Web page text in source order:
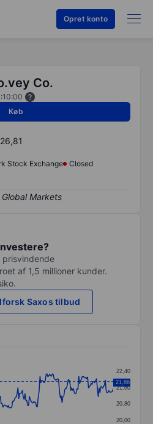
Opret konto
Co.
Køb
26,81
Stock Exchange
Closed
prisvindende
af 1,5 millioner kunder.
Saxos tilbud
points.
displaying categories.
displaying values. Data20,00
20,80
21,60
22,40
21,86